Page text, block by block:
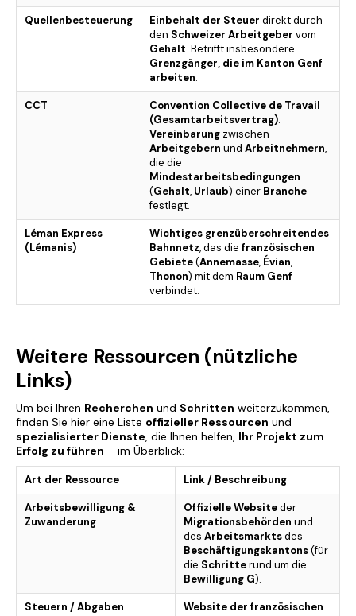
Quellenbesteuerung Einbehalt der Steuer direkt durch
den Schweizer Arbeitgeber vom
Gehalt. Betrifft insbesondere
Grenzgänger, die im Kanton Genf
arbeiten.
CCT
Convention Collective de Travail
(Gesamtarbeitsvertrag).
Vereinbarung zwischen
Arbeitgebern und Arbeitnehmern,
die die
Mindestarbeitsbedingungen
(Gehalt, Urlaub) einer Branche
festlegt.
Léman Express
(Lémanis)
Wichtiges grenzüberschreitendes
Bahnnetz, das die französischen
Gebiete(Annemasse, Évian,
Thonon) mit dem Raum Genf
verbindet.
Weitere Ressourcen (nützliche
Links)
Um bei Ihren Recherchen und Schritten weiterzukommen,
finden Sie hier eine Liste offizieller Ressourcen und
spezialisierter Dienste, die Ihnen helfen, Ihr Projekt zum
Erfolg zu führen – im Überblick:
Art der Ressource Link / Beschreibung
Arbeitsbewilligung &
Zuwanderung
Offizielle Websiteder
Migrationsbehörden und
des Arbeitsmarktsdes
Beschäftigungskantons(für
die Schritterund um die
Bewilligung G).
Steuern / Abgaben
Website der französischen